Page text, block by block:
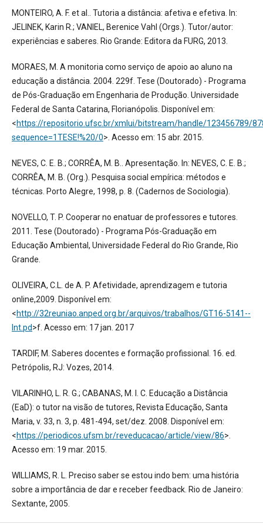
MONTEIRO, A. F. et al.. Tutoria a distância: afetiva e efetiva. In:
JELINEK, Karin R.; VANIEL, Berenice Vahl (Orgs.). Tutor/autor:
experiências e saberes. Rio Grande: Editora da FURG, 2013.
MORAES, M. A monitoria como serviço de apoio ao aluno na
educação a distância. 2004. 229f. Tese (Doutorado) - Programa
de Pós-Graduação em Engenharia de Produção. Universidade
Federal de Santa Catarina, Florianópolis. Disponível em:
<https://repositorio.ufsc.br/xmlui/bitstream/handle/123456789/
sequence=1TESE!%20/0>. Acesso em: 15 abr. 2015.
NEVES, C. E. B.; CORRÊA, M. B.. Apresentação. In: NEVES, C. E. B.;
CORRÊA, M. B. (Org.). Pesquisa social empírica: métodos e
técnicas. Porto Alegre, 1998, p. 8. (Cadernos de Sociologia).
NOVELLO, T. P. Cooperar no enatuar de professores e tutores.
2011. Tese (Doutorado) - Programa Pós-Graduação em
Educação Ambiental, Universidade Federal do Rio Grande, Rio
Grande.
OLIVEIRA, C.L. de A. P. Afetividade, aprendizagem e tutoria
online,2009. Disponível em:
<http://32reuniao.anped.org.br/arquivos/trabalhos/GT16-5141--
Int.pd>f. Acesso em: 17 jan. 2017
TARDIF, M. Saberes docentes e formação profissional. 16. ed.
Petrópolis, RJ: Vozes, 2014.
VILARINHO, L. R. G.; CABANAS, M. I. C. Educação a Distância
(EaD): o tutor na visão de tutores, Revista Educação, Santa
Maria, v. 33, n. 3, p. 481-494, set/dez. 2008. Disponível em:
<https://periodicos.ufsm.br/reveducacao/article/view/86>.
Acesso em: 19 mar. 2015.
WILLIAMS, R. L. Preciso saber se estou indo bem: uma história
sobre a importância de dar e receber feedback. Rio de Janeiro:
Sextante, 2005.